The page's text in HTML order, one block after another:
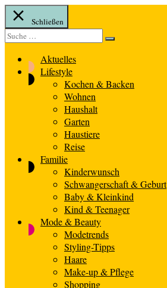
Schließen
Suche
nach:
Suche
Aktuelles
Lifestyle
Kochen & Backen
Wohnen
Haushalt
Garten
Haustiere
Reise
Familie
Kinderwunsch
Schwangerschaft & Geburt
Baby & Kleinkind
Kind & Teenager
Mode & Beauty
Modetrends
Styling-Tipps
Haare
Make-up & Pflege
Shopping